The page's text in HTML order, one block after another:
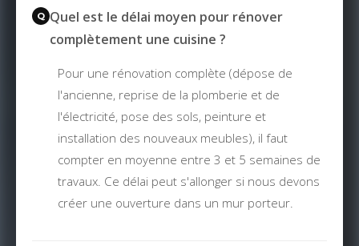
Quel est le délai moyen pour rénover
complètement une cuisine ?
Pour une rénovation complète (dépose de
l'ancienne, reprise de la plomberie et de
l'électricité, pose des sols, peinture et
installation des nouveaux meubles), il faut
compter en moyenne entre 3 et 5 semaines de
travaux. Ce délai peut s'allonger si nous devons
créer une ouverture dans un mur porteur.